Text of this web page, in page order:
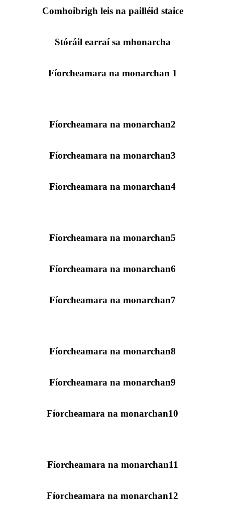
Comhoibrigh leis na pailléid staice
Stóráil earraí sa mhonarcha
Fíorcheamara na monarchan 1
Fíorcheamara na monarchan2
Fíorcheamara na monarchan3
Fíorcheamara na monarchan4
Fíorcheamara na monarchan5
Fíorcheamara na monarchan6
Fíorcheamara na monarchan7
Fíorcheamara na monarchan8
Fíorcheamara na monarchan9
Fíorcheamara na monarchan10
Fíorcheamara na monarchan11
Fíorcheamara na monarchan12